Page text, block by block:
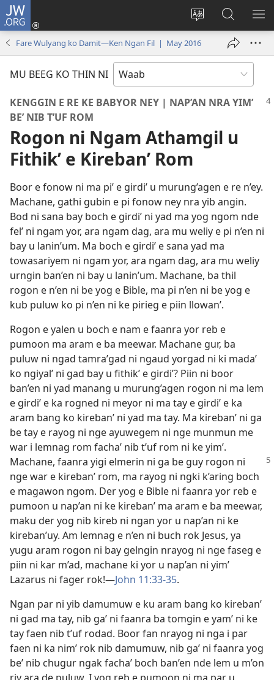
JW.ORG
Ngan
thilyeg
thin
Log
window)
Mu
Gay
Boch
Ban’en
JW.ORG
Fare Wulyang ko Damit—Ken Ngan Fil | May 2016
MU BEEG KO THIN NI
KENGGIN E RE KE BABYOR NEY | NAP’AN NRA YIM’
BE’ NIB T’UF ROM
Rogon ni Ngam Athamgil u
Fithik’ e Kireban’ Rom
Boor e fonow ni ma pi’ e girdi’ u murung’agen e re n’ey.
Machane, gathi gubin e pi fonow ney nra yib angin.
Bod ni sana bay boch e girdi’ ni yad ma yog ngom nde
fel’ ni ngam yor, ara ngam dag, ara mu weliy e pi n’en ni
bay u lanin’um. Ma boch e girdi’ e sana yad ma
towasariyem ni ngam yor, ara ngam dag, ara mu weliy
urngin ban’en ni bay u lanin’um. Machane, ba thil
rogon e n’en ni be yog e Bible, ma pi n’en ni be yog e
kub puluw ko pi n’en ni ke pirieg e piin llowan’.
Rogon e yalen u boch e nam e faanra yor reb e
pumoon ma aram e ba meewar. Machane gur, ba
puluw ni ngad tamra’gad ni ngaud yorgad ni ki mada’
ko ngiyal’ ni gad bay u fithik’ e girdi’? Piin ni boor
ban’en ni yad manang u murung’agen rogon ni ma lem
e girdi’ e ka rogned ni meyor ni ma tay e girdi’ e ka
aram bang ko kireban’ ni yad ma tay. Ma kireban’ ni ga
be tay e rayog ni nge ayuwegem ni nge munmun me
war i lemnag rom facha’ nib t’uf rom ni ke yim’.
Machane, faanra yigi elmerin ni ga be guy rogon ni
nge war e kireban’ rom, ma rayog ni ngki k’aring boch
e magawon ngom. Der yog e Bible ni faanra yor reb e
pumoon u nap’an ni ke kireban’ ma aram e ba meewar,
maku der yog nib kireb ni ngan yor u nap’an ni ke
kireban’uy. Am lemnag e n’en ni buch rok Jesus, ya
yugu aram rogon ni bay gelngin nrayog ni nge faseg e
piin ni kar m’ad, machane ki yor u nap’an ni yim’
Lazarus ni fager rok!​—John 11:33-35.
Ngan par ni yib damumuw e ku aram bang ko kireban’
ni gad ma tay, nib ga’ ni faanra ba tomgin e yam’ ni ke
tay faen nib t’uf rodad. Boor fan nrayog ni nga i par
faen ni ka nim’ rok nib damumuw, nib ga’ ni faanra yog
be’ nib chugur ngak facha’ boch ban’en nde lem u m’on